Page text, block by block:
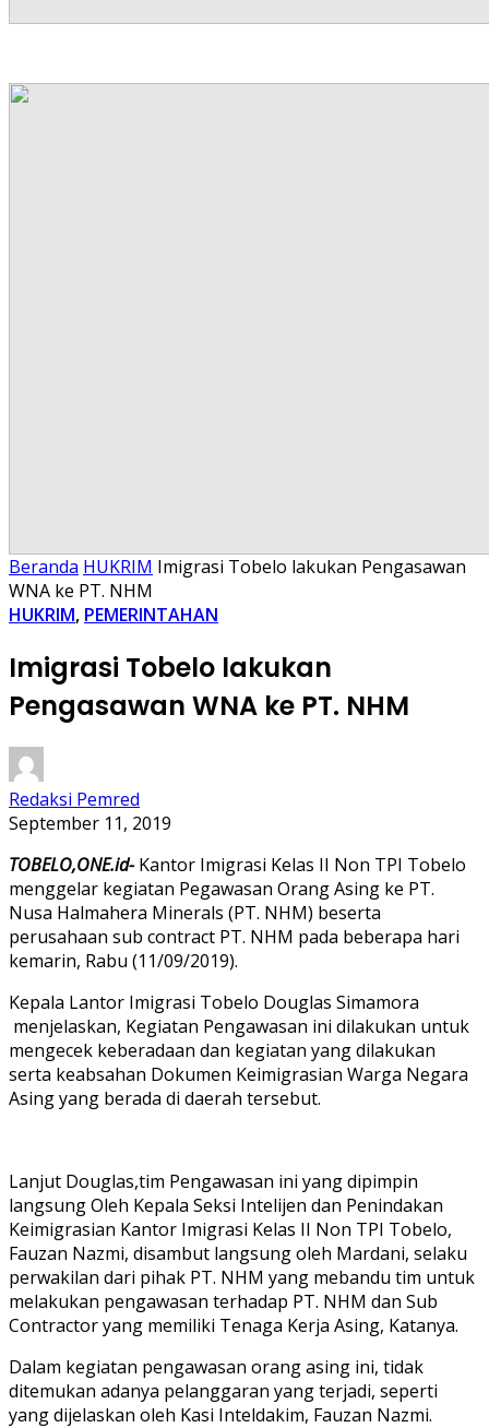
Beranda HUKRIM Imigrasi Tobelo lakukan Pengasawan
WNA ke PT. NHM
HUKRIM, PEMERINTAHAN
Imigrasi Tobelo lakukan
Pengasawan WNA ke PT. NHM
Redaksi Pemred
September 11, 2019
TOBELO,ONE.id- Kantor Imigrasi Kelas II Non TPI Tobelo
menggelar kegiatan Pegawasan Orang Asing ke PT.
Nusa Halmahera Minerals (PT. NHM) beserta
perusahaan sub contract PT. NHM pada beberapa hari
kemarin, Rabu (11/09/2019).
Kepala Lantor Imigrasi Tobelo Douglas Simamora
menjelaskan, Kegiatan Pengawasan ini dilakukan untuk
mengecek keberadaan dan kegiatan yang dilakukan
serta keabsahan Dokumen Keimigrasian Warga Negara
Asing yang berada di daerah tersebut.
Lanjut Douglas,tim Pengawasan ini yang dipimpin
langsung Oleh Kepala Seksi Intelijen dan Penindakan
Keimigrasian Kantor Imigrasi Kelas II Non TPI Tobelo,
Fauzan Nazmi, disambut langsung oleh Mardani, selaku
perwakilan dari pihak PT. NHM yang mebandu tim untuk
melakukan pengawasan terhadap PT. NHM dan Sub
Contractor yang memiliki Tenaga Kerja Asing, Katanya.
Dalam kegiatan pengawasan orang asing ini, tidak
ditemukan adanya pelanggaran yang terjadi, seperti
yang dijelaskan oleh Kasi Inteldakim, Fauzan Nazmi.